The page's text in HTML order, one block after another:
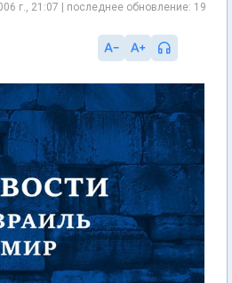
г., 21:07 | последнее обновление: 19